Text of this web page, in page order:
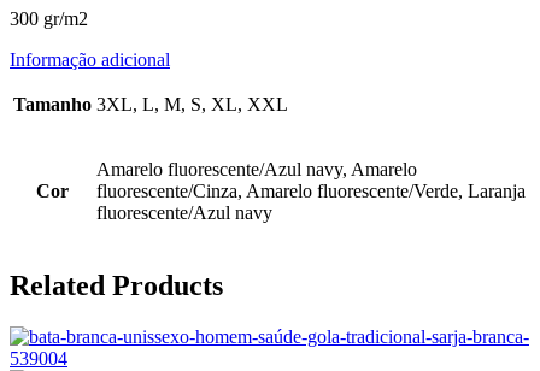
300 gr/m2
Informação adicional
Tamanho 3XL, L, M, S, XL, XXL
Cor
Amarelo fluorescente/Azul navy, Amarelo
fluorescente/Cinza, Amarelo fluorescente/Verde, Laranja
fluorescente/Azul navy
Related Products